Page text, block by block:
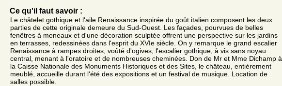
Ce qu'il faut savoir :
Le châtelet gothique et l'aile Renaissance inspirée du goût italien composent les deux
parties de cette originale demeure du Sud-Ouest. Les façades, pourvues de belles
fenêtres à meneaux et d'une décoration sculptée offrent une perspective sur les jardins
en terrasses, redessinées dans l'esprit du XVIe siècle. On y remarque le grand escalier
Renaissance à rampes droites, voûté d'ogives, l'escalier gothique, à vis sans noyau
central, menant à l'oratoire et de nombreuses cheminées. Don de Mr et Mme Dichamp à
la Caisse Nationale des Monuments Historiques et des Sites, le château, entièrement
meublé, accueille durant l'été des expositions et un festival de musique. Location de
salles possible.